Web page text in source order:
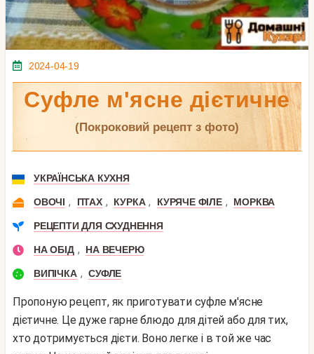
2024-04-19
Суфле м'ясне дієтичне
(покроковий рецепт з фото)
УКРАЇНСЬКА КУХНЯ
ОВОЧІ , ПТАХ , КУРКА , КУРЯЧЕ ФІЛЕ , МОРКВА
РЕЦЕПТИ ДЛЯ СХУДНЕННЯ
НА ОБІД , НА ВЕЧЕРЮ
ВИПІЧКА , СУФЛЕ
Пропоную рецепт, як приготувати суфле м'ясне
дієтичне. Це дуже гарне блюдо для дітей або для тих,
хто дотримується дієти. Воно легке і в той же час